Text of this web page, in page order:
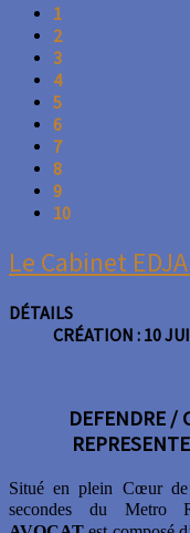
1
2
3
4
5
6
7
8
9
10
Le Cabinet
DÉTAILS
CRÉATION : 10
DEFENDRE /
Situé en plein Cœur
secondes du Metro